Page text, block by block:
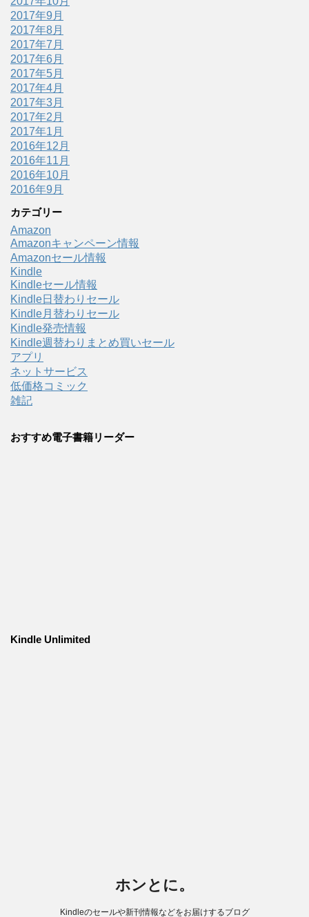
2017年9月
2017年8月
2017年7月
2017年6月
2017年5月
2017年4月
2017年3月
2017年2月
2017年1月
2016年12月
2016年11月
2016年10月
2016年9月
カテゴリー
Amazon
Amazonキャンペーン情報
Amazonセール情報
Kindle
Kindleセール情報
Kindle日替わりセール
Kindle月替わりセール
Kindle発売情報
Kindle週替わりまとめ買いセール
アプリ
ネットサービス
低価格コミック
雑記
おすすめ電子書籍リーダー
Kindle Unlimited
ホンとに。
Kindleのセールや新刊情報などをお届けするブログ